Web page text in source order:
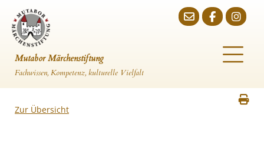
Mutabor Märchenstiftung
Fachwissen, Kompetenz, kulturelle Vielfalt
Zur Übersicht